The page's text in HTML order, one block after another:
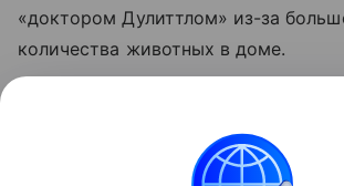
«доктором Дулиттлом» из-за
количества животных в доме.
я занималась кроликом, а потом на
оказалась змея», — иронизирует